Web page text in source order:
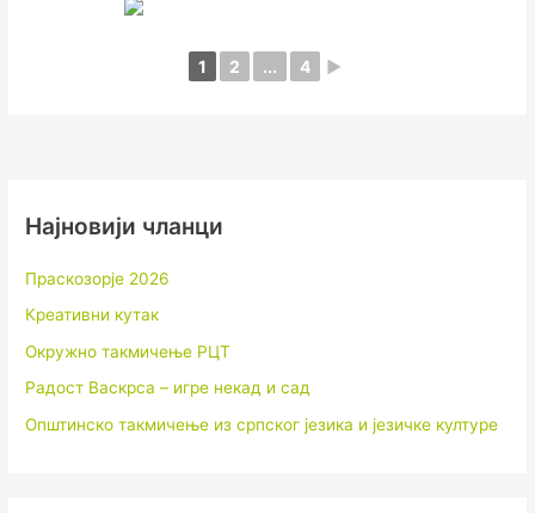
1 2 ... 4 ►
Најновији чланци
Праскозорје 2026
Креативни кутак
Окружно такмичење РЦТ
Радост Васкрса – игре некад и сад
Општинско такмичење из српског језика и језичке културе